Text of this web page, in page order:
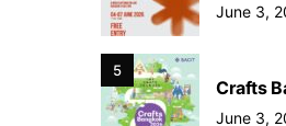
June 3,
5
Crafts
June 3,